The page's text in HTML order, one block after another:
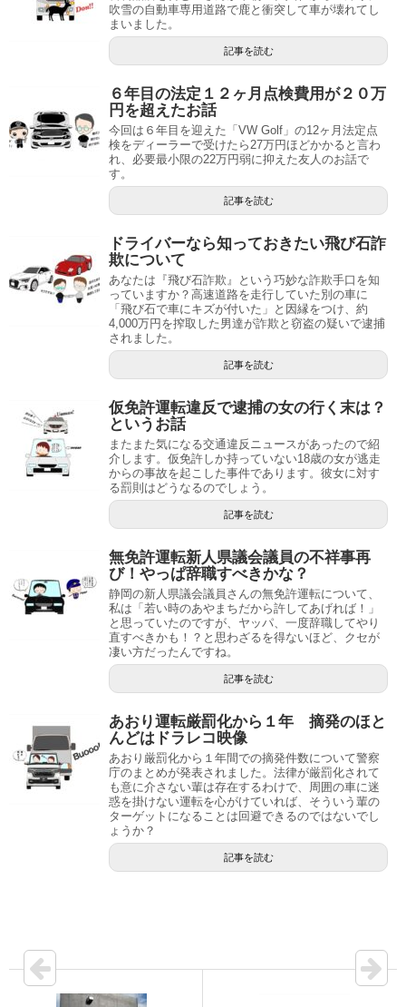
吹雪の自動車専用道路で鹿と衝突して車が壊れてし
まいました。
記事を読む
６年目の法定１２ヶ月点検費用が２０万
円を超えたお話
今回は６年目を迎えた「VW Golf」の12ヶ月法定点
検をディーラーで受けたら27万円ほどかかると言わ
れ、必要最小限の22万円弱に抑えた友人のお話で
す。
記事を読む
ドライバーなら知っておきたい飛び石詐
欺について
あなたは『飛び石詐欺』という巧妙な詐欺手口を知
っていますか？高速道路を走行していた別の車に
「飛び石で車にキズが付いた」と因縁をつけ、約
4,000万円を搾取した男達が詐欺と窃盗の疑いで逮捕
されました。
記事を読む
仮免許運転違反で逮捕の女の行く末は？
というお話
またまた気になる交通違反ニュースがあったので紹
介します。仮免許しか持っていない18歳の女が逃走
からの事故を起こした事件であります。彼女に対す
る罰則はどうなるのでしょう。
記事を読む
無免許運転新人県議会議員の不祥事再
び！やっぱ辞職すべきかな？
静岡の新人県議会議員さんの無免許運転について、
私は「若い時のあやまちだから許してあげれば！」
と思っていたのですが、ヤッパ、一度辞職してやり
直すべきかも！？と思わざるを得ないほど、クセが
凄い方だったんですね。
記事を読む
あおり運転厳罰化から１年 摘発のほと
んどはドラレコ映像
あおり厳罰化から１年間での摘発件数について警察
庁のまとめが発表されました。法律が厳罰化されて
も意に介さない輩は存在するわけで、周囲の車に迷
惑を掛けない運転を心がけていれば、そういう輩の
ターゲットになることは回避できるのではないでし
ょうか？
記事を読む